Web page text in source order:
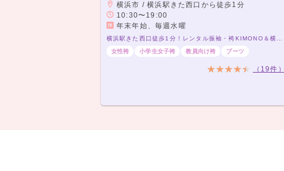
横浜市 / 横浜駅きた西口から徒歩1分
10:30〜19:00
年末年始、毎週水曜
女性袴
小学生女子袴 教員向け袴 ブーツ
（19件）